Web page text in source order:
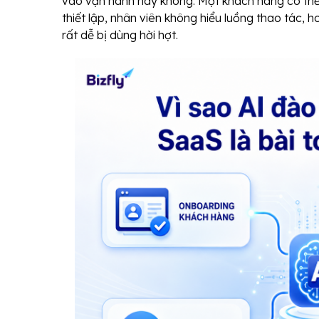
thiết lập, nhân viên không hiểu luồng thao tác,
rất dễ bị dùng hời hợt.